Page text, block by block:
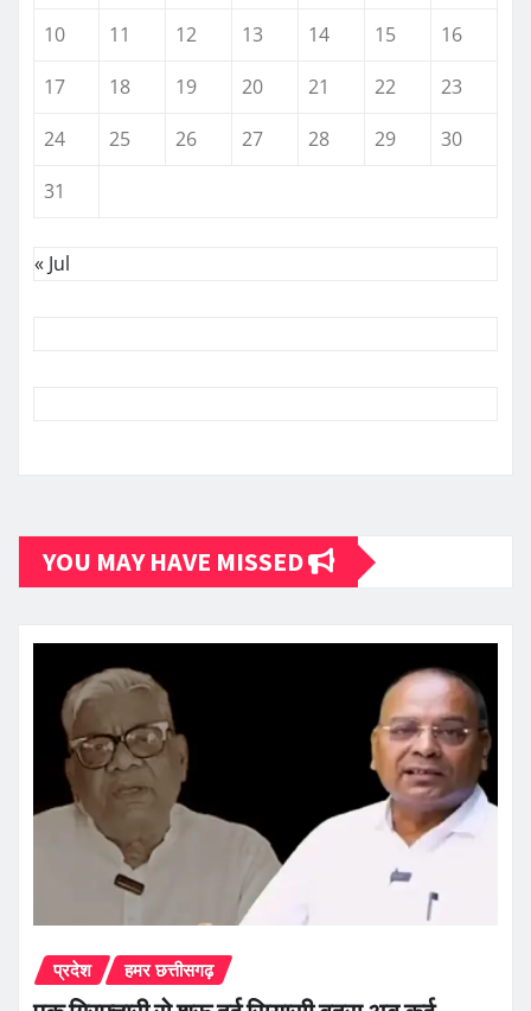
10
11 12 13 14 15
16
17
18 19 20 21 22
23
24
25 26 27 28 29
30
31
« Jul
YOU MAY HAVE MISSED
प्रदेश हमर छत्तीसगढ़